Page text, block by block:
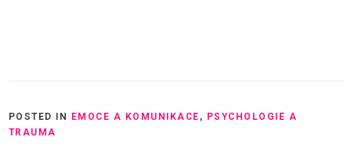
POSTED IN EMOCE A KOMUNIKACE , PSYCHOLOGIE A
TRAUMA